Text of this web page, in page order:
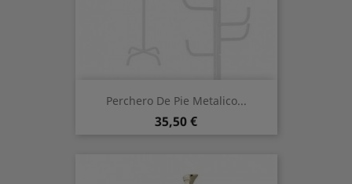
Perchero De Pie Metalico...
Preis
35,50 €